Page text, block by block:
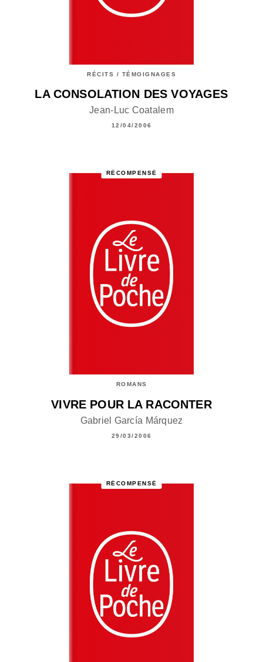
RÉCITS / TÉMOIGNAGES
LA CONSOLATION DES VOYAGES
Jean-Luc Coatalem
12/04/2006
RÉCOMPENSÉ
ROMANS
VIVRE POUR LA RACONTER
Gabriel García Márquez
29/03/2006
RÉCOMPENSÉ